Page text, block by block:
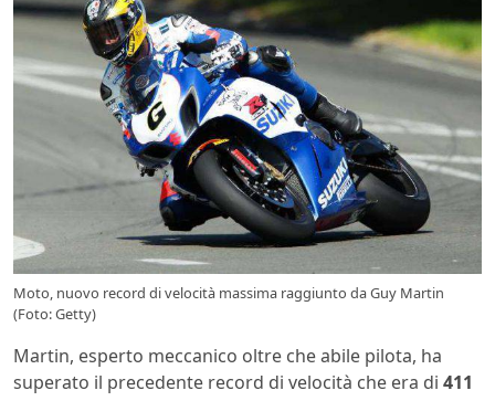
Moto, nuovo record di velocità massima raggiunto da Guy Martin
(Foto: Getty)
Martin, esperto meccanico oltre che abile pilota, ha
superato il precedente record di velocità che era di 411